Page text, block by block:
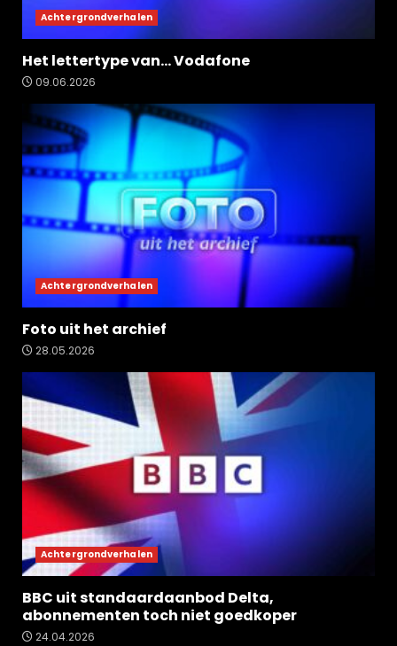
Achtergrondverhalen
Het lettertype van… Vodafone
09.06.2026
Achtergrondverhalen
Foto uit het archief
28.05.2026
Achtergrondverhalen
BBC uit standaardaanbod Delta,
abonnementen toch niet goedkoper
24.04.2026